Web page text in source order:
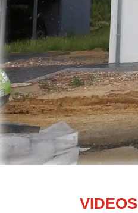
VIDEOS